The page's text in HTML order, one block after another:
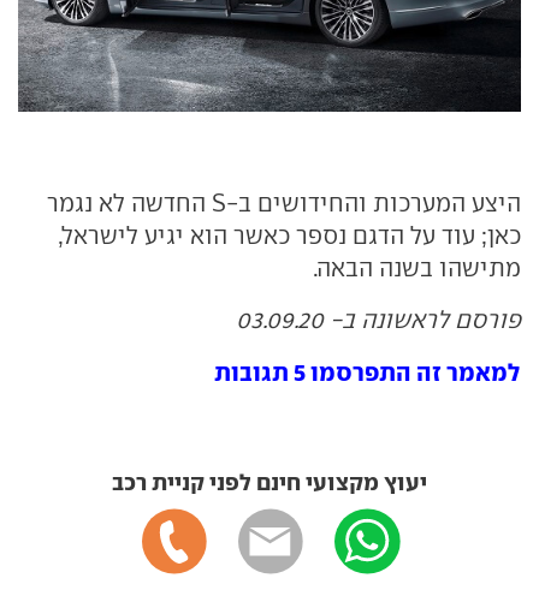
היצע המערכות והחידושים ב-S החדשה לא נגמר
כאן; עוד על הדגם נספר כאשר הוא יגיע לישראל,
מתישהו בשנה הבאה.
פורסם לראשונה ב- 03.09.20
למאמר זה התפרסמו 5 תגובות
יעוץ מקצועי חינם לפני קניית רכב